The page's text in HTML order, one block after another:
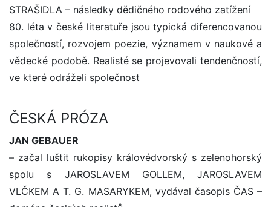
STRAŠIDLA – následky dědičného rodového zatížení
80. léta v české literatuře jsou typická diferencovanou
společností, rozvojem poezie, významem v naukové a
vědecké podobě. Realisté se projevovali tendenčností,
ve které odráželi společnost
ČESKÁ PRÓZA
JAN GEBAUER
– začal luštit rukopisy královédvorský s zelenohorský
spolu s JAROSLAVEM GOLLEM, JAROSLAVEM
VLČKEM A T. G. MASARYKEM, vydával časopis ČAS –